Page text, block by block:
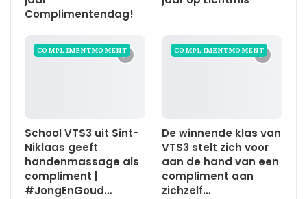
Complimentendag!
COMPLIMENTMOMENT
School VTS3 uit Sint-
Niklaas geeft
handenmassage als
compliment |
#JongEnGoud…
COMPLIMENTMOMENT
De winnende klas van
VTS3 stelt zich voor
aan de hand van een
compliment aan
zichzelf…